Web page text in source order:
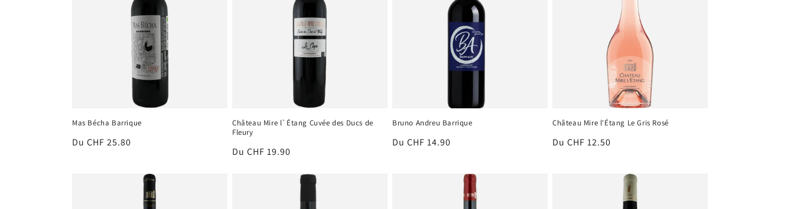
o
n
Mas Bécha Barrique
Prix
Du CHF 25.80
Château Mire l`Étang Cuvée des Ducs de
Fleury
Prix
Du CHF 19.90
Bruno Andreu Barrique
Prix
Du CHF 14.90
Château Mire l'Étang Le Gris Rosé
Prix
Du CHF 12.50